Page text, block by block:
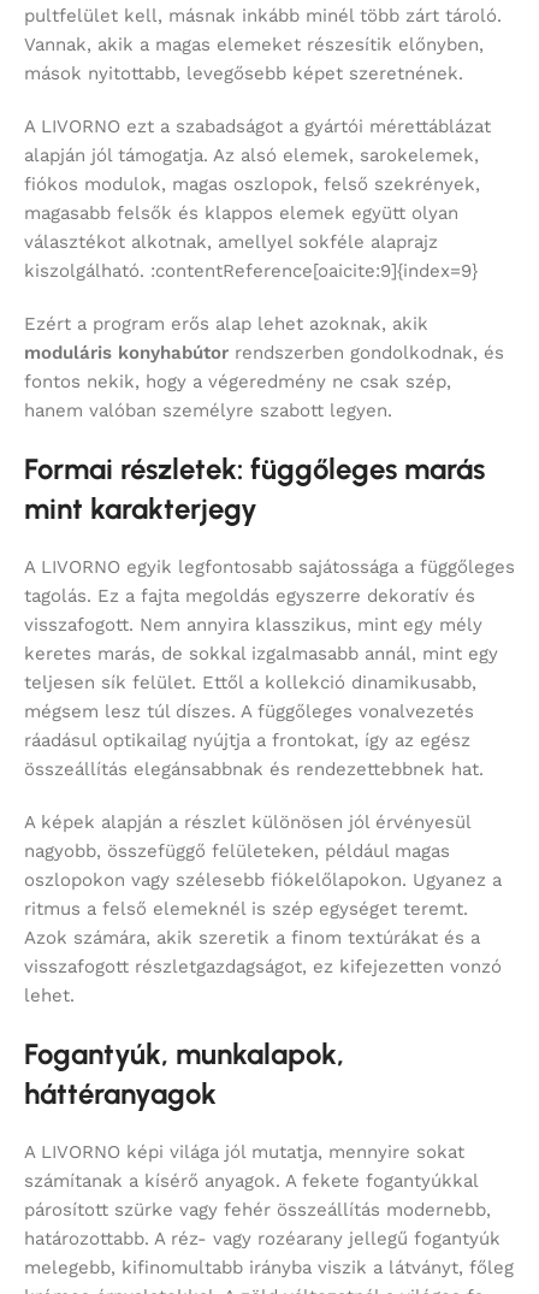
pultfelület kell, másnak inkább minél több zárt tároló.
Vannak, akik a magas elemeket részesítik előnyben,
mások nyitottabb, levegősebb képet szeretnének.
A LIVORNO ezt a szabadságot a gyártói mérettáblázat
alapján jól támogatja. Az alsó elemek, sarokelemek,
fiókos modulok, magas oszlopok, felső szekrények,
magasabb felsők és klappos elemek együtt olyan
választékot alkotnak, amellyel sokféle alaprajz
kiszolgálható. :contentReference[oaicite:9]{index=9}
Ezért a program erős alap lehet azoknak, akik
moduláris konyhabútor rendszerben gondolkodnak, és
fontos nekik, hogy a végeredmény ne csak szép,
hanem valóban személyre szabott legyen.
Formai részletek: függőleges marás
mint karakterjegy
A LIVORNO egyik legfontosabb sajátossága a függőleges
tagolás. Ez a fajta megoldás egyszerre dekoratív és
visszafogott. Nem annyira klasszikus, mint egy mély
keretes marás, de sokkal izgalmasabb annál, mint egy
teljesen sík felület. Ettől a kollekció dinamikusabb,
mégsem lesz túl díszes. A függőleges vonalvezetés
ráadásul optikailag nyújtja a frontokat, így az egész
összeállítás elegánsabbnak és rendezettebbnek hat.
A képek alapján a részlet különösen jól érvényesül
nagyobb, összefüggő felületeken, például magas
oszlopokon vagy szélesebb fiókelőlapokon. Ugyanez a
ritmus a felső elemeknél is szép egységet teremt.
Azok számára, akik szeretik a finom textúrákat és a
visszafogott részletgazdagságot, ez kifejezetten vonzó
lehet.
Fogantyúk, munkalapok,
háttéranyagok
A LIVORNO képi világa jól mutatja, mennyire sokat
számítanak a kísérő anyagok. A fekete fogantyúkkal
párosított szürke vagy fehér összeállítás modernebb,
határozottabb. A réz- vagy rozéarany jellegű fogantyúk
melegebb, kifinomultabb irányba viszik a látványt, főleg